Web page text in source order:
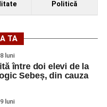
Politică
TA
luni
între doi elevi de la
Sebeș, din cauza
luni